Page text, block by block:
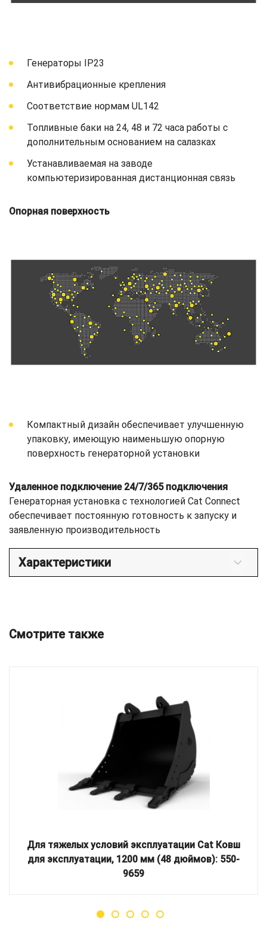
Генераторы IP23
Антивибрационные крепления
Соответствие нормам UL142
Топливные баки на 24, 48 и 72 часа работы с
дополнительным основанием на салазках
Устанавливаемая на заводе
компьютеризированная дистанционная связь
Опорная поверхность
Компактный дизайн обеспечивает улучшенную
упаковку, имеющую наименьшую опорную
поверхность генераторной установки
Удаленное подключение 24/7/365 подключения
Генераторная установка с технологией Cat Connect
обеспечивает постоянную готовность к запуску и
заявленную производительность
Характеристики
Смотрите также
Для тяжелых условий эксплуатации Cat Ковш
для эксплуатации, 1200 мм (48 дюймов): 550-
9659